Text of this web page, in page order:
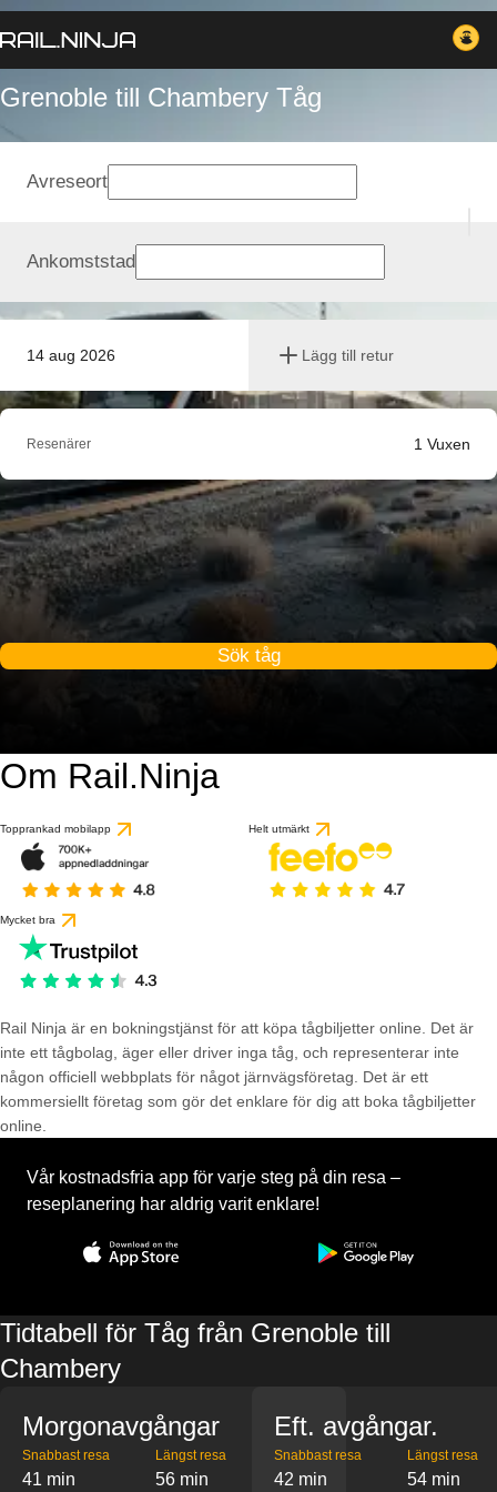
Grenoble till Chambery Tåg
14 aug 2026 Lägg till retur
Avreseort
Ankomststad
Resenärer 1 Vuxen
Sök tåg
Om Rail.Ninja
Topprankad mobilapp Helt utmärkt
Mycket bra
Rail Ninja är en bokningstjänst för att köpa tågbiljetter online. Det är
inte ett tågbolag, äger eller driver inga tåg, och representerar inte
någon officiell webbplats för något järnvägsföretag. Det är ett
kommersiellt företag som gör det enklare för dig att boka tågbiljetter
online.
Vår kostnadsfria app för varje steg på din resa –
reseplanering har aldrig varit enklare!
Tidtabell för Tåg från Grenoble till
Chambery
Morgonavgångar
Snabbast resa
41 min
Längst resa
56 min
Eft. avgångar.
Snabbast resa
42 min
Längst resa
54 min